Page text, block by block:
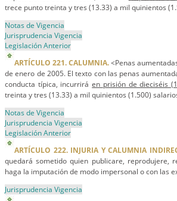
trece punto treinta y tres (13.33) a mil quinientos
Notas de Vigencia
Jurisprudencia Vigencia
Legislación Anterior
ARTÍCULO 221. CALUMNIA.<Penas
de enero de 2005. El texto con las penas
conducta típica, incurriráen prisión de dieciséis
treinta y tres (13.33) a mil quinientos (1.500)
Notas de Vigencia
Jurisprudencia Vigencia
Legislación Anterior
ARTÍCULO 222. INJURIA Y CALUMNIA
quedará sometido quien publicare,
haga la imputación de modo impersonal o con las
Jurisprudencia Vigencia